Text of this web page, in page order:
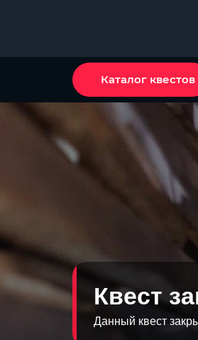
Каталог квестов
Квест
Данный квест